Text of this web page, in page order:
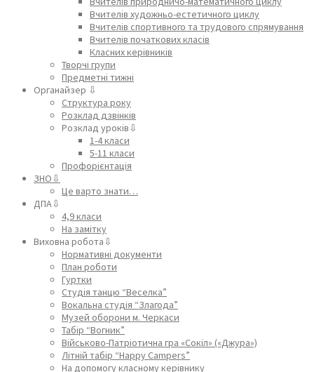
Вчителів художньо-естетичного циклу
Вчителів спортивного та трудового спрямування
Вчителів початкових класів
Класних керівників
Творчі групи
Предметні тижні
Органайзер ⇩
Структура року
Розклад дзвінків
Розклад уроків⇩
1-4 класи
5-11 класи
Профорієнтація
ЗНО⇩
Це варто знати…
ДПА⇩
4,9 класи
На замітку
Виховна робота⇩
Нормативні документи
План роботи
Гуртки
Студія танцю “Веселка”
Вокальна студія “Злагода”
Музей оборони м. Черкаси
Табір “Вогник”
Військово-Патріотична гра «Сокіл» («Джура»)
Літній табір “Happy Campers”
На допомогу класному керівнику